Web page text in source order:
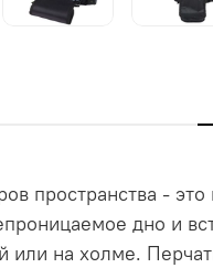
пространства -
дно и
или на холме.